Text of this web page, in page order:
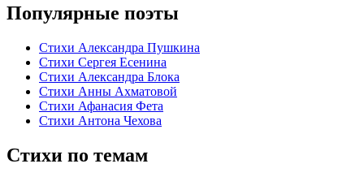
Популярные поэты
Стихи Александра Пушкина
Стихи Сергея Есенина
Стихи Александра Блока
Стихи Анны Ахматовой
Стихи Афанасия Фета
Стихи Антона Чехова
Стихи по темам